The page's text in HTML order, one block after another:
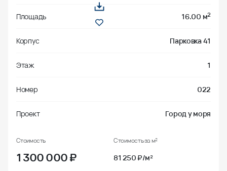
Площадь 16.00 м2
Корпус Парковка 41
Этаж 1
Номер 022
Проект Город у моря
Стоимость
1 300 000₽
Стоимость за м²
81 250 ₽/м²